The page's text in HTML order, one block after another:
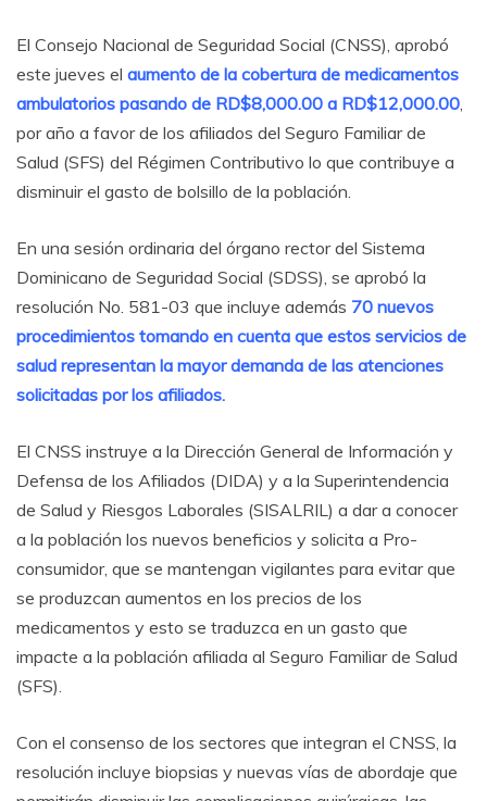
El Consejo Nacional de Seguridad Social (CNSS), aprobó
este jueves el aumento de la cobertura de medicamentos
ambulatorios pasando de RD$8,000.00 a RD$12,000.00
por año a favor de los afiliados del Seguro Familiar de
Salud (SFS) del Régimen Contributivo lo que contribuye a
disminuir el gasto de bolsillo de la población.
En una sesión ordinaria del órgano rector del Sistema
Dominicano de Seguridad Social (SDSS), se aprobó la
resolución No. 581-03 que incluye además 70 nuevos
procedimientos tomando en cuenta que estos servicios de
salud representan la mayor demanda de las atenciones
solicitadas por los afiliados.
El CNSS instruye a la Dirección General de Información y
Defensa de los Afiliados (DIDA) y a la Superintendencia
de Salud y Riesgos Laborales (SISALRIL) a dar a conocer
a la población los nuevos beneficios y solicita a Pro-
consumidor, que se mantengan vigilantes para evitar que
se produzcan aumentos en los precios de los
medicamentos y esto se traduzca en un gasto que
impacte a la población afiliada al Seguro Familiar de Salud
(SFS).
Con el consenso de los sectores que integran el CNSS, la
resolución incluye biopsias y nuevas vías de abordaje que